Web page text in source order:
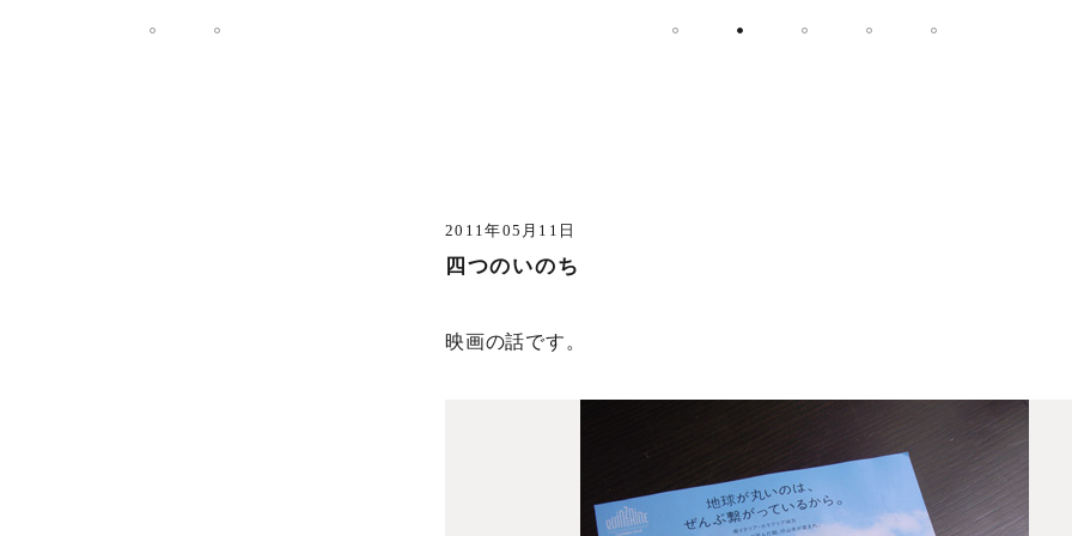
2011年05月11日
四つのいのち
映画の話です。